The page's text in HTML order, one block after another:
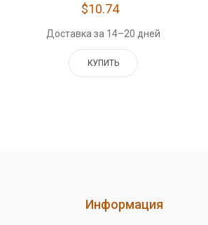
$10.74
Доставка за 14–20 дней
КУПИТЬ
Информация